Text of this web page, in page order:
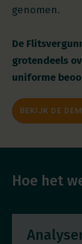
genomen.
De
grotendeels
uniforme
BEKIJK DE
Hoe het